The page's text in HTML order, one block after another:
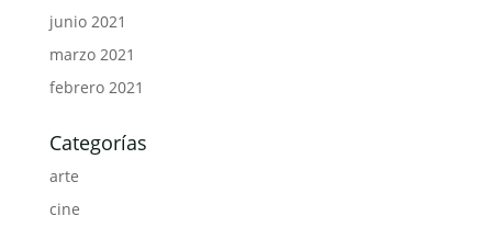
junio 2021
marzo 2021
febrero 2021
Categorías
arte
cine